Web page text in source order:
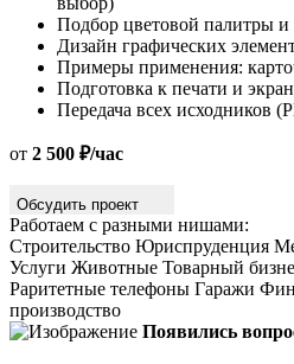
Подбор цветовой палитры
Дизайн графических
Примеры применения:
Подготовка к печати и
Передача всех исходников
от 2 500 ₽/час
Обсудить проект
Работаем с разными нишами:
Строительство Юриспруденция
Услуги Животные Товарный
Раритетные телефоны Гаражи
производство
Появились